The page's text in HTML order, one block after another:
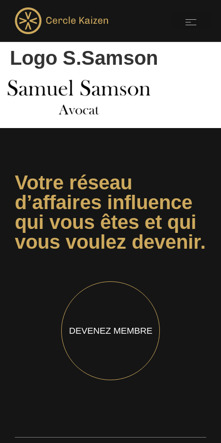
Logo S.Samson
Votre réseau
d’affaires influence
qui vous êtes et qui
vous voulez devenir.
DEVENEZ MEMBRE